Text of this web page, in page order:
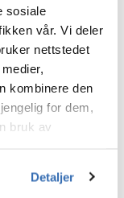
sosiale
vår. Vi deler
nettstedet
kombinere den
for dem,
bruk av
Detaljer